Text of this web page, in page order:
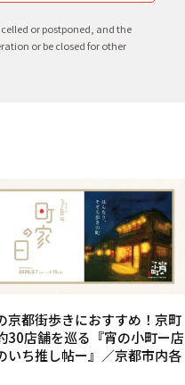
or postponed, and the
or be closed for other
京都街歩きにおすすめ！京町
30店舗を巡る『宵の小町ー店
いち推し帖ー』／京都市内各